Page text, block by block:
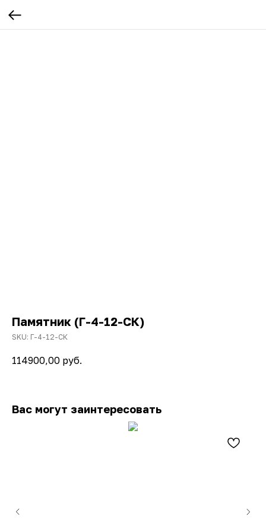
Памятник (Г-4-12-СК)
SKU: Г-4-12-СК
114900,00 руб.
Вас могут заинтересовать